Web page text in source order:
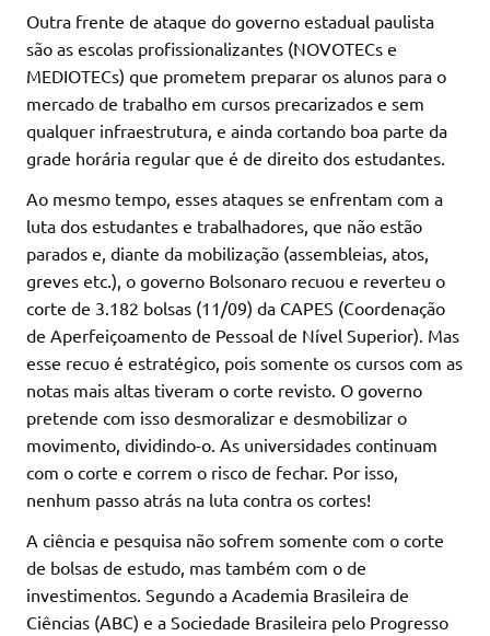
Outra frente de ataque do governo estadual paulista
são as escolas profissionalizantes (NOVOTECs e
MEDIOTECs) que prometem preparar os alunos para o
mercado de trabalho em cursos precarizados e sem
qualquer infraestrutura, e ainda cortando boa parte da
grade horária regular que é de direito dos estudantes.
Ao mesmo tempo, esses ataques se enfrentam com a
luta dos estudantes e trabalhadores, que não estão
parados e, diante da mobilização (assembleias, atos,
greves etc.), o governo Bolsonaro recuou e reverteu o
corte de 3.182 bolsas (11/09) da CAPES (Coordenação
de Aperfeiçoamento de Pessoal de Nível Superior). Mas
esse recuo é estratégico, pois somente os cursos com as
notas mais altas tiveram o corte revisto. O governo
pretende com isso desmoralizar e desmobilizar o
movimento, dividindo-o. As universidades continuam
com o corte e correm o risco de fechar. Por isso,
nenhum passo atrás na luta contra os cortes!
A ciência e pesquisa não sofrem somente com o corte
de bolsas de estudo, mas também com o de
investimentos. Segundo a Academia Brasileira de
Ciências (ABC) e a Sociedade Brasileira pelo Progresso